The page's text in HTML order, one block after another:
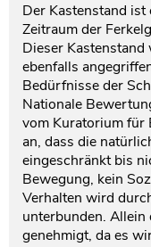
Der Kastenstand
Zeitraum der
Dieser
ebenfalls
Bedürfnisse der
Nationale
vom Kuratorium für
an, dass die
eingeschränkt bis
Bewegung, kein
Verhalten wird
unterbunden. Allein
genehmigt, da es